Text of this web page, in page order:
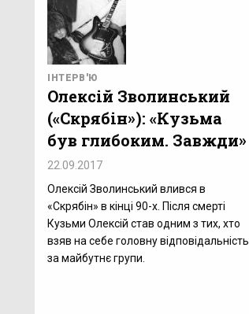
ІНТЕРВ'Ю
Олексій Зволинський
(«Скрябін»): «Кузьма
був глибоким. Завжди»
22.09.2017
Олексій Зволинський влився в
«Скрябін» в кінці 90-х. Після смерті
Кузьми Олексій став одним з тих, хто
взяв на себе головну відповідальність
за майбутнє групи.